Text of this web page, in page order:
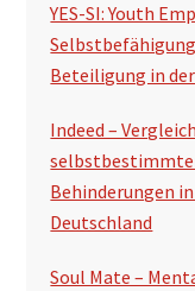
YES-SI: Youth
Beteiligung in
Indeed –
Behinderungen
Deutschland
Soul Mate –